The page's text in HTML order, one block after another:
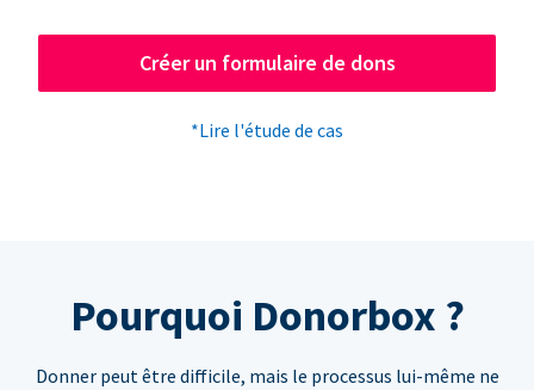
Créer un formulaire de dons
*Lire l'étude de cas
Pourquoi Donorbox ?
Donner peut être difficile, mais le processus lui-même ne